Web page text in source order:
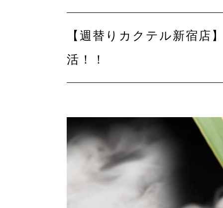
【週替りカクテル新宿
活！！